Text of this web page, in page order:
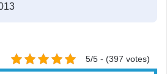
5/5 - (397 votes)